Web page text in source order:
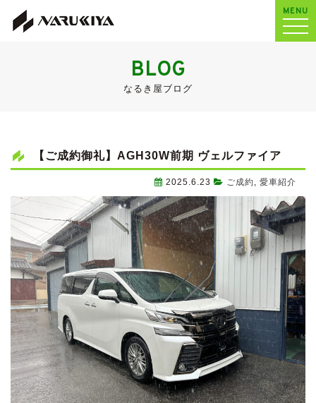
MENU
BLOG
なるき屋ブログ
【ご成約御礼】AGH30W前期 ヴェルファイア
2025.6.23 ご成約, 愛車紹介